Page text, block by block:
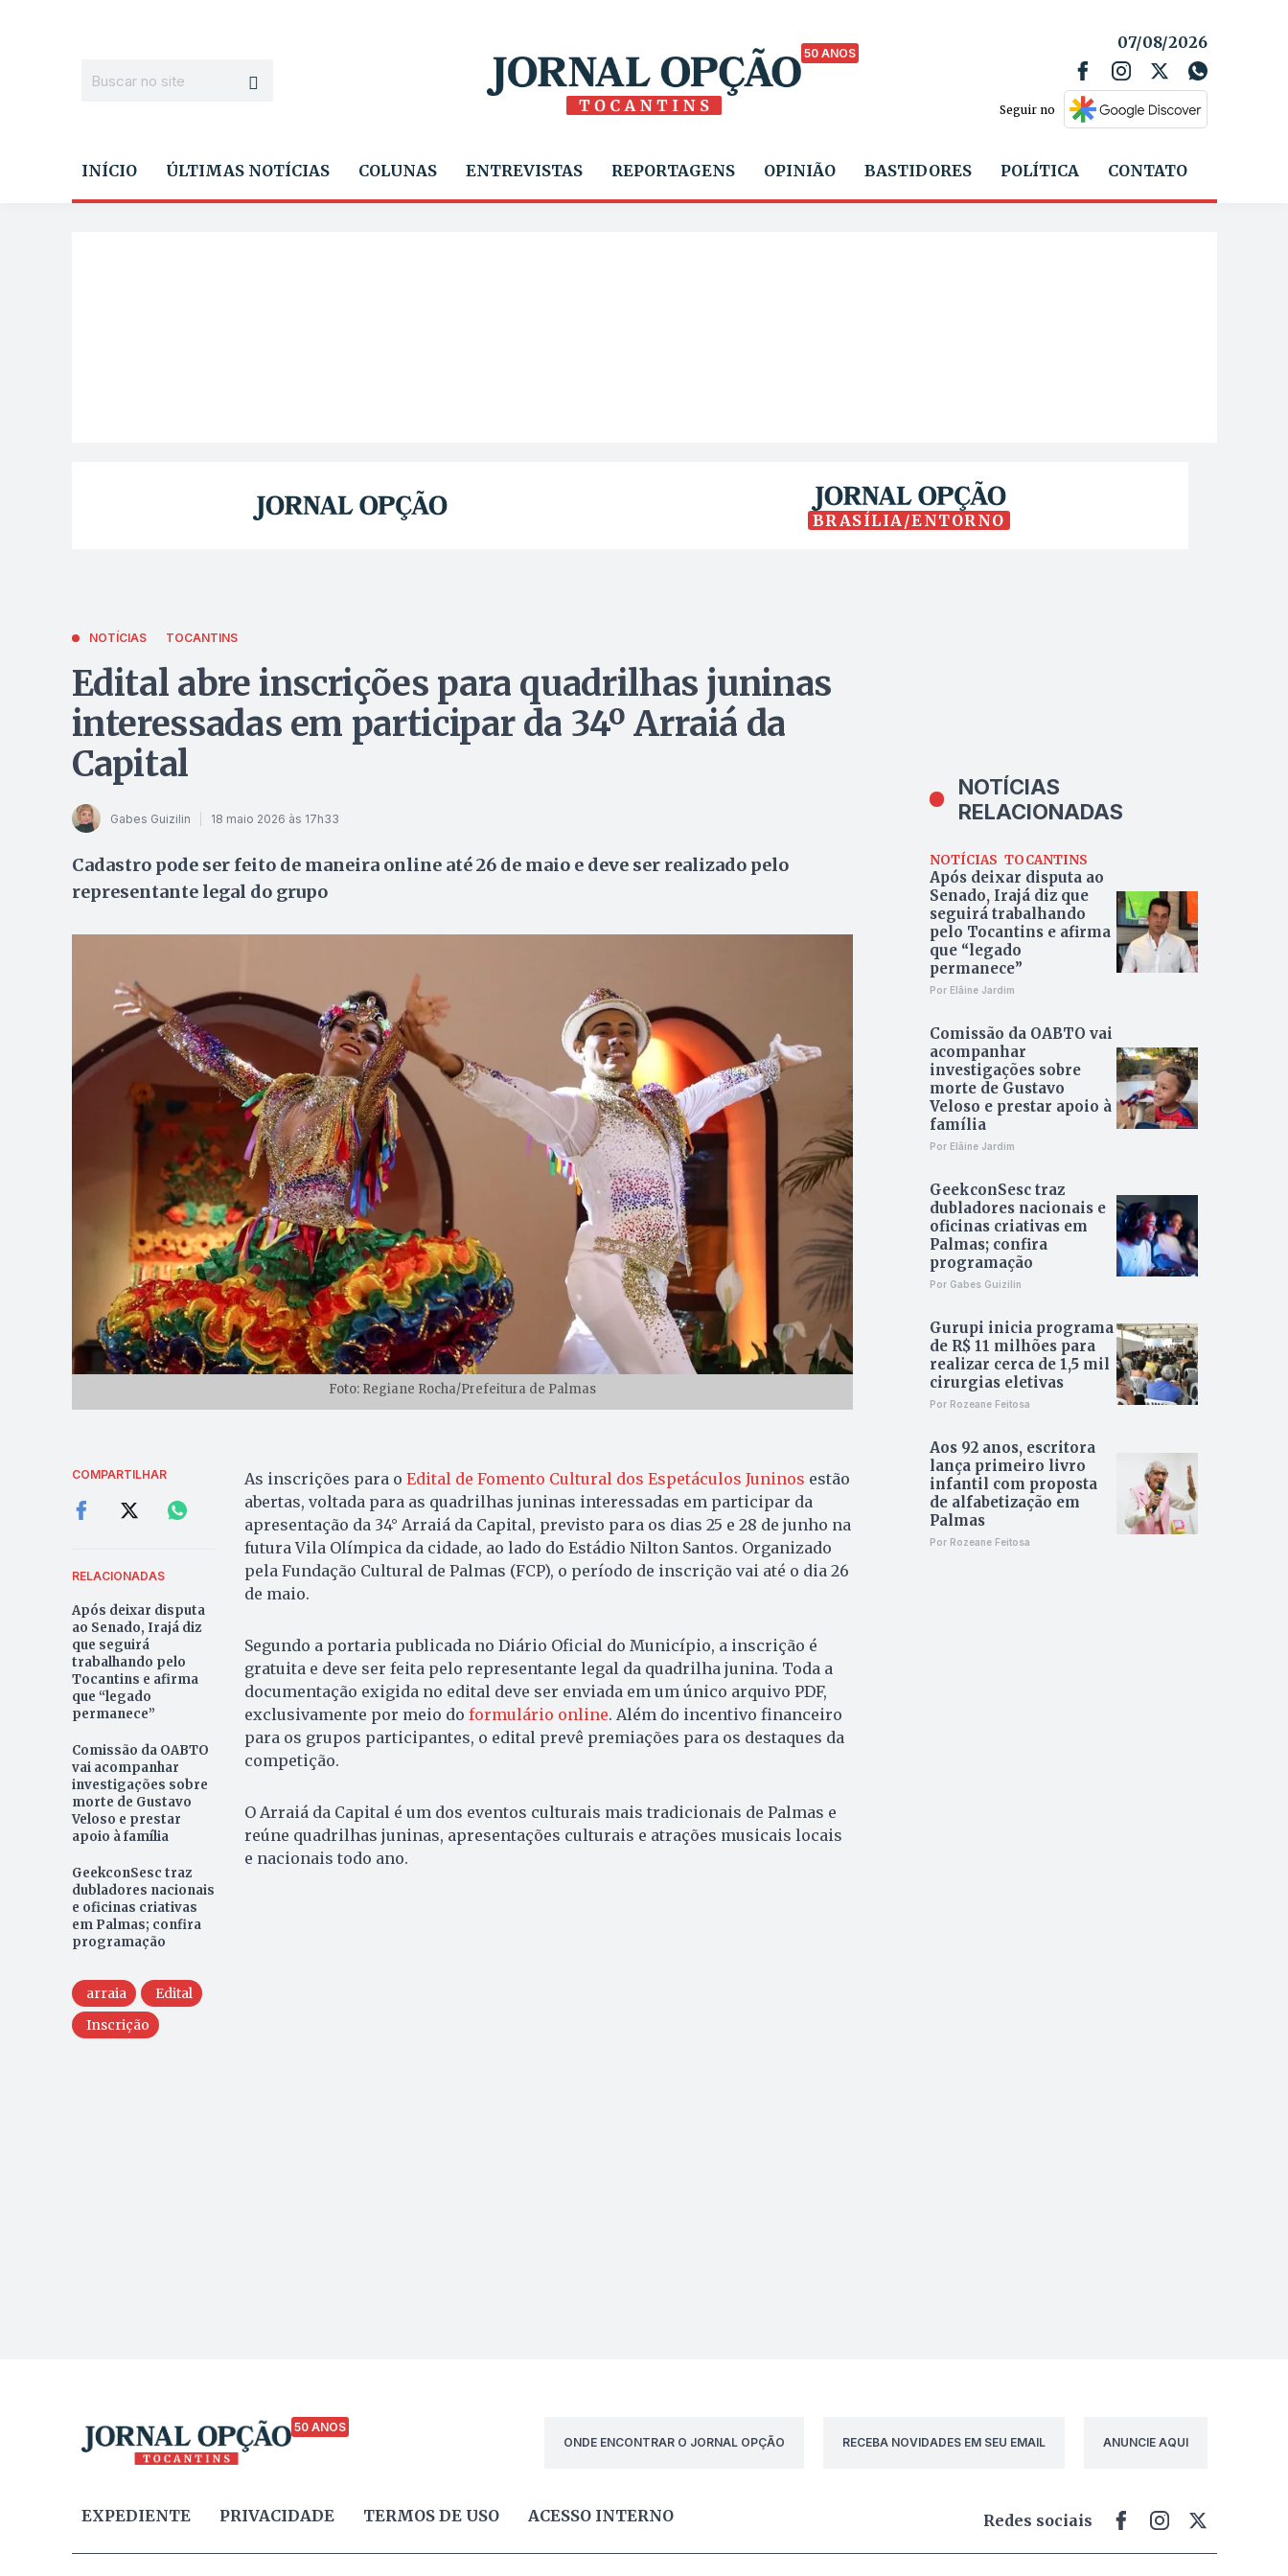
50 ANOS
07/08/2026
Seguir no
INÍCIO ÚLTIMAS NOTÍCIAS COLUNAS ENTREVISTAS REPORTAGENS OPINIÃO BASTIDORES POLÍTICA CONTATO
BRASÍLIA/ENTORNO
NOTÍCIAS TOCANTINS
Edital abre inscrições para quadrilhas juninas
interessadas em participar da 34º Arraiá da
Capital
Gabes Guizilin 18 maio 2026 às 17h33
Cadastro pode ser feito de maneira online até 26 de maio e deve ser realizado pelo
representante legal do grupo
Foto: Regiane Rocha/Prefeitura de Palmas
COMPARTILHAR
RELACIONADAS
Após deixar disputa
ao Senado, Irajá diz
que seguirá
trabalhando pelo
Tocantins e afirma
que “legado
permanece”
Comissão da OABTO
vai acompanhar
investigações sobre
morte de Gustavo
Veloso e prestar
apoio à família
GeekconSesc traz
dubladores nacionais
e oficinas criativas
em Palmas; confira
programação
arraia
Edital
Inscrição
As inscrições para o Edital de Fomento Cultural dos Espetáculos Juninos estão
abertas, voltada para as quadrilhas juninas interessadas em participar da
apresentação da 34° Arraiá da Capital, previsto para os dias 25 e 28 de junho na
futura Vila Olímpica da cidade, ao lado do Estádio Nilton Santos. Organizado
pela Fundação Cultural de Palmas (FCP), o período de inscrição vai até o dia 26
de maio.
Segundo a portaria publicada no Diário Oficial do Município, a inscrição é
gratuita e deve ser feita pelo representante legal da quadrilha junina. Toda a
documentação exigida no edital deve ser enviada em um único arquivo PDF,
exclusivamente por meio do formulário online. Além do incentivo financeiro
para os grupos participantes, o edital prevê premiações para os destaques da
competição.
O Arraiá da Capital é um dos eventos culturais mais tradicionais de Palmas e
reúne quadrilhas juninas, apresentações culturais e atrações musicais locais
e nacionais todo ano.
NOTÍCIAS
RELACIONADAS
NOTÍCIAS TOCANTINS
Após deixar disputa ao
Senado, Irajá diz que
seguirá trabalhando
pelo Tocantins e afirma
que “legado
permanece”
Por Elâine Jardim
Comissão da OABTO vai
acompanhar
investigações sobre
morte de Gustavo
Veloso e prestar apoio à
família
Por Elâine Jardim
GeekconSesc traz
dubladores nacionais e
oficinas criativas em
Palmas; confira
programação
Por Gabes Guizilin
Gurupi inicia programa
de R$ 11 milhões para
realizar cerca de 1,5 mil
cirurgias eletivas
Por Rozeane Feitosa
Aos 92 anos, escritora
lança primeiro livro
infantil com proposta
de alfabetização em
Palmas
Por Rozeane Feitosa
50 ANOS
ONDE ENCONTRAR O JORNAL OPÇÃO
RECEBA NOVIDADES EM SEU EMAIL ANUNCIE AQUI
EXPEDIENTE PRIVACIDADE TERMOS DE USO ACESSO INTERNO Redes sociais